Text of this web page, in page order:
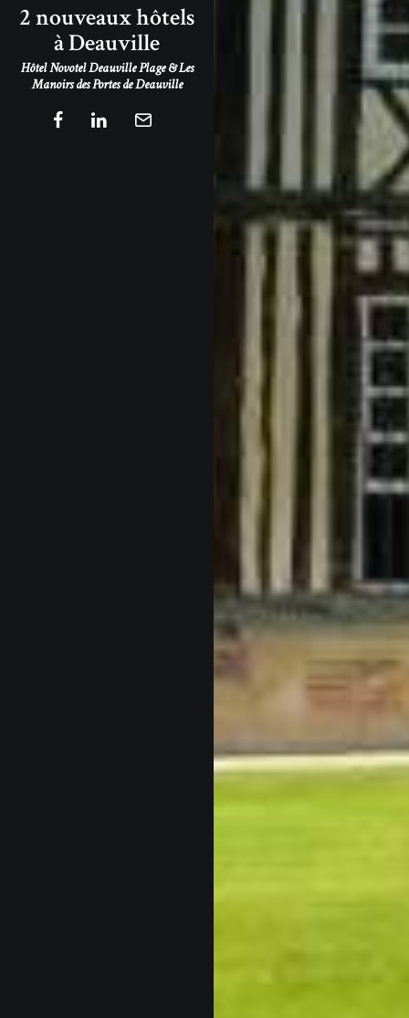
2 nouveaux hôtels
à Deauville
Hôtel Novotel Deauville Plage & Les
Manoirs des Portes de Deauville